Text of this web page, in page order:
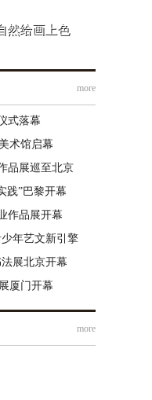
然给画上色
more
式落幕
术馆启幕
品展巡至北京
践”巴黎开幕
作品展开幕
年艺文新引擎
展北京开幕
厦门开幕
more